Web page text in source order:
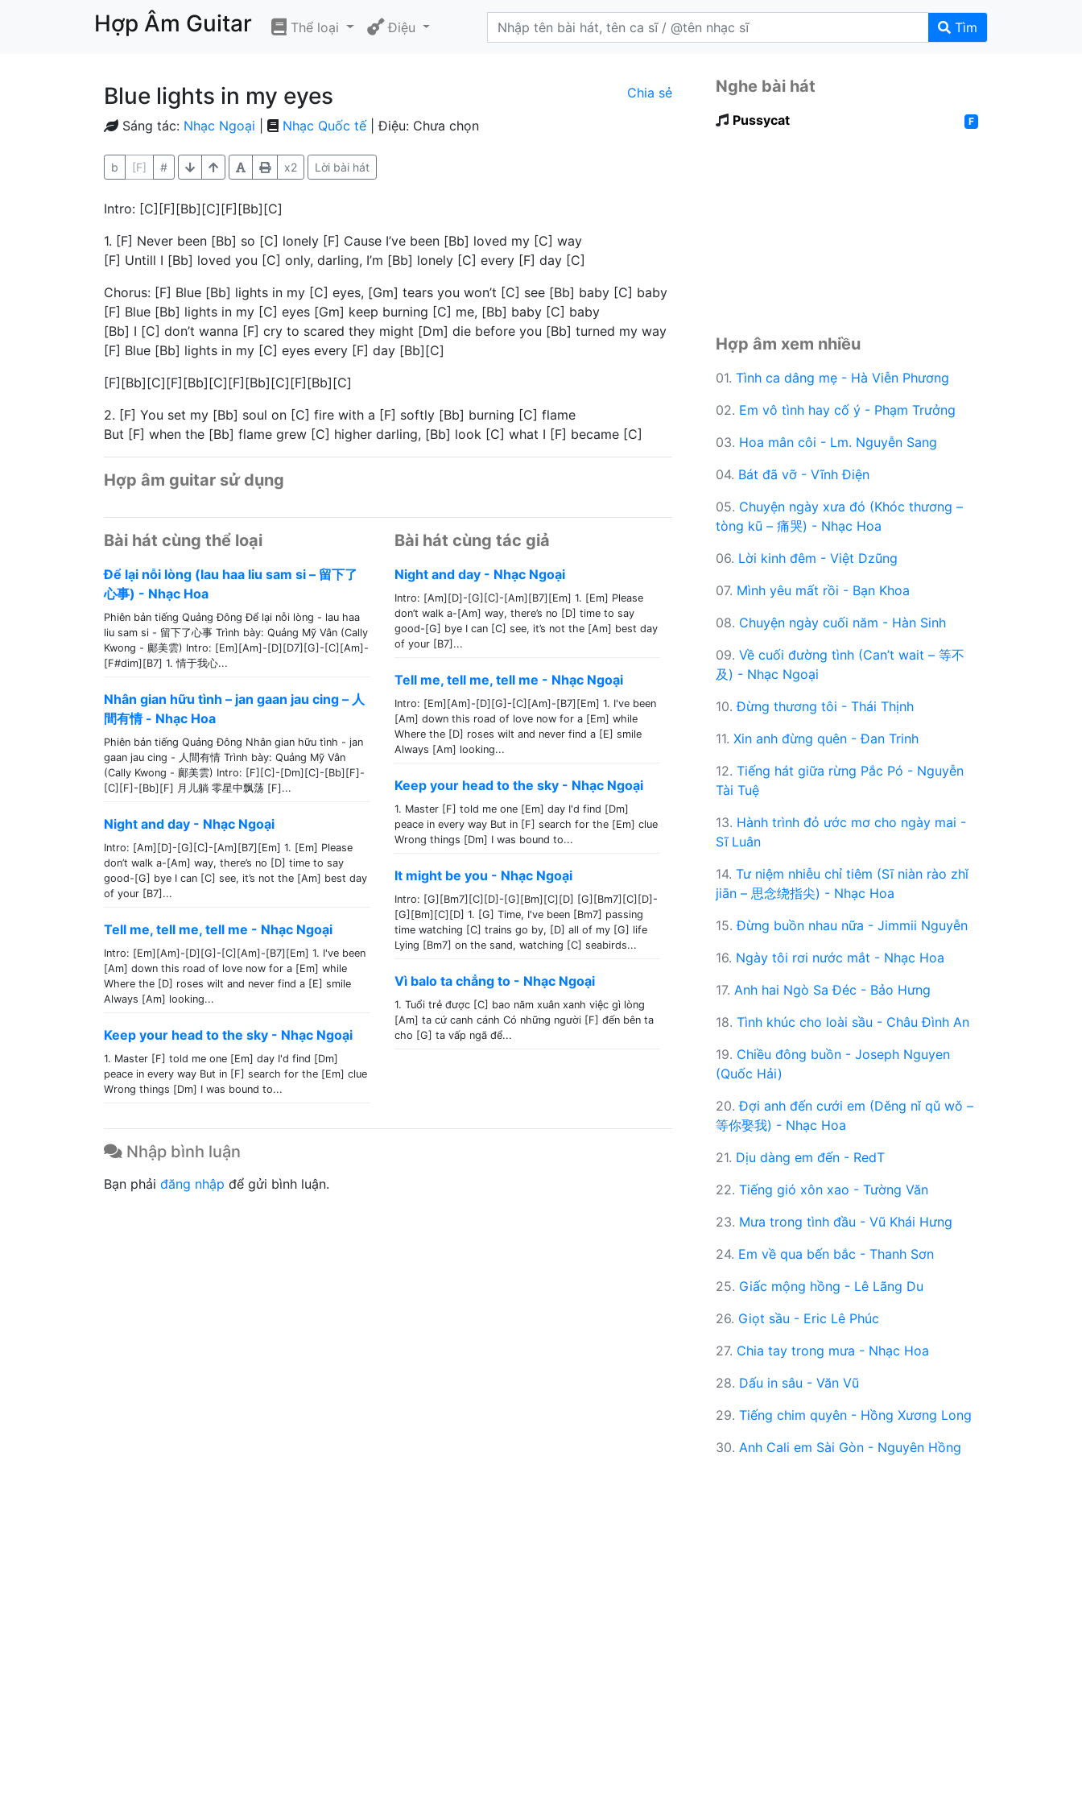
Hợp Âm Guitar Thể loại Điệu Tìm
Blue lights in my eyes Chia sẻ
Sáng tác: Nhạc Ngoại Nhạc Quốc tế| Điệu: Chưa chọn
b [F] # x2 Lời bài hát
Intro: [C][F][Bb][C][F][Bb][C]
1. [F] Never been [Bb] so [C] lonely [F] Cause I’ve been [Bb] loved my [C] way
[F] Untill I [Bb] loved you [C] only, darling, I’m [Bb] lonely [C] every [F] day [C]
Chorus: [F] Blue [Bb] lights in my [C] eyes, [Gm] tears you won’t [C] see [Bb] baby [C] baby
[F] Blue [Bb] lights in my [C] eyes [Gm] keep burning [C] me, [Bb] baby [C] baby
[Bb] I [C] don’t wanna [F] cry to scared they might [Dm] die before you [Bb] turned my way
[F] Blue [Bb] lights in my [C] eyes every [F] day [Bb][C]
[F][Bb][C][F][Bb][C][F][Bb][C][F][Bb][C]
2. [F] You set my [Bb] soul on [C] fire with a [F] softly [Bb] burning [C] flame
But [F] when the [Bb] flame grew [C] higher darling, [Bb] look [C] what I [F] became [C]
Hợp âm guitar sử dụng
Bài hát cùng thể loại
Để lại nỗi lòng (lau haa liu sam si – 留下了
心事) - Nhạc Hoa
Phiên bản tiếng Quảng Đông Để lại nỗi lòng - lau haa
liu sam si - 留下了心事 Trình bày: Quảng Mỹ Vân (Cally
Kwong - 鄺美雲) Intro: [Em][Am]-[D][D7][G]-[C][Am]-
[F#dim][B7] 1. 情于我心...
Nhân gian hữu tình – jan gaan jau cing – 人
間有情 - Nhạc Hoa
Phiên bản tiếng Quảng Đông Nhân gian hữu tình - jan
gaan jau cing - 人間有情 Trình bày: Quảng Mỹ Vân
(Cally Kwong - 鄺美雲) Intro: [F][C]-[Dm][C]-[Bb][F]-
[C][F]-[Bb][F] 月儿躺 零星中飘荡 [F]...
Night and day - Nhạc Ngoại
Intro: [Am][D]-[G][C]-[Am][B7][Em] 1. [Em] Please
don’t walk a-[Am] way, there’s no [D] time to say
good-[G] bye I can [C] see, it’s not the [Am] best day
of your [B7]...
Tell me, tell me, tell me - Nhạc Ngoại
Intro: [Em][Am]-[D][G]-[C][Am]-[B7][Em] 1. I've been
[Am] down this road of love now for a [Em] while
Where the [D] roses wilt and never find a [E] smile
Always [Am] looking...
Keep your head to the sky - Nhạc Ngoại
1. Master [F] told me one [Em] day I'd find [Dm]
peace in every way But in [F] search for the [Em] clue
Wrong things [Dm] I was bound to...
Bài hát cùng tác giả
Night and day - Nhạc Ngoại
Intro: [Am][D]-[G][C]-[Am][B7][Em] 1. [Em] Please
don’t walk a-[Am] way, there’s no [D] time to say
good-[G] bye I can [C] see, it’s not the [Am] best day
of your [B7]...
Tell me, tell me, tell me - Nhạc Ngoại
Intro: [Em][Am]-[D][G]-[C][Am]-[B7][Em] 1. I've been
[Am] down this road of love now for a [Em] while
Where the [D] roses wilt and never find a [E] smile
Always [Am] looking...
Keep your head to the sky - Nhạc Ngoại
1. Master [F] told me one [Em] day I'd find [Dm]
peace in every way But in [F] search for the [Em] clue
Wrong things [Dm] I was bound to...
It might be you - Nhạc Ngoại
Intro: [G][Bm7][C][D]-[G][Bm][C][D] [G][Bm7][C][D]-
[G][Bm][C][D] 1. [G] Time, I've been [Bm7] passing
time watching [C] trains go by, [D] all of my [G] life
Lying [Bm7] on the sand, watching [C] seabirds...
Vì balo ta chẳng to - Nhạc Ngoại
1. Tuổi trẻ được [C] bao năm xuân xanh việc gì lòng
[Am] ta cứ canh cánh Có những người [F] đến bên ta
cho [G] ta vấp ngã để...
Nhập bình luận
Bạn phải đăng nhập để gửi bình luận.
Nghe bài hát
Pussycat F
Hợp âm xem nhiều
01. Tình ca dâng mẹ - Hà Viễn Phương
02. Em vô tình hay cố ý - Phạm Trưởng
03. Hoa mân côi - Lm. Nguyễn Sang
04. Bát đã vỡ - Vĩnh Điện
05. Chuyện ngày xưa đó (Khóc thương –
tòng kū – 痛哭) - Nhạc Hoa
06. Lời kinh đêm - Việt Dzũng
07. Mình yêu mất rồi - Bạn Khoa
08. Chuyện ngày cuối năm - Hàn Sinh
09. Về cuối đường tình (Can’t wait – 等不
及) - Nhạc Ngoại
10.Đừng thương tôi - Thái Thịnh
11. Xin anh đừng quên - Đan Trinh
12. Tiếng hát giữa rừng Pắc Pó - Nguyễn
Tài Tuệ
13. Hành trình đỏ ước mơ cho ngày mai -
Sĩ Luân
14. Tư niệm nhiễu chỉ tiêm (Sī niàn rào zhǐ
jiān – 思念绕指尖) - Nhạc Hoa
15.Đừng buồn nhau nữa - Jimmii Nguyễn
16. Ngày tôi rơi nước mắt - Nhạc Hoa
17. Anh hai Ngò Sa Đéc - Bảo Hưng
18. Tình khúc cho loài sầu - Châu Đình An
19. Chiều đông buồn - Joseph Nguyen
(Quốc Hải)
20.Đợi anh đến cưới em (Děng nǐ qǔ wǒ –
等你娶我) - Nhạc Hoa
21. Dịu dàng em đến - RedT
22. Tiếng gió xôn xao - Tường Văn
23. Mưa trong tình đầu - Vũ Khái Hưng
24. Em về qua bến bắc - Thanh Sơn
25. Giấc mộng hồng - Lê Lãng Du
26. Giọt sầu - Eric Lê Phúc
27. Chia tay trong mưa - Nhạc Hoa
28. Dấu in sâu - Văn Vũ
29. Tiếng chim quyên - Hồng Xương Long
30. Anh Cali em Sài Gòn - Nguyên Hồng